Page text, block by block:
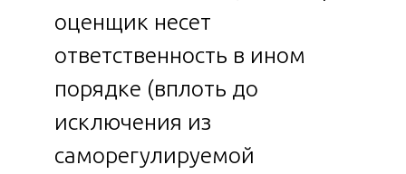
оценщик несет
ответственность в ином
порядке (вплоть до
исключения из
саморегулируемой